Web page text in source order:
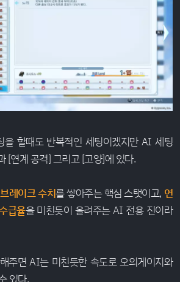
할때도 반복적인 세팅이겠지만 AI 세팅
[연계 공격] 그리고 [고양]에 있다.
레이크 수치를 쌓아주는 핵심 스탯이고, 연
급율을 미친듯이 올려주는 AI 전용 진이라
주면 AI는 미친듯한 속도로 오의게이지와
있다.